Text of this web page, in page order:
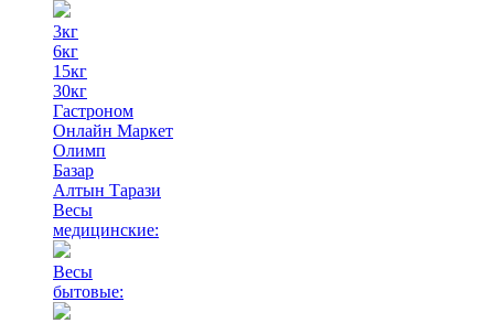
3кг
6кг
15кг
30кг
Гастроном
Онлайн Маркет
Олимп
Базар
Алтын Тарази
Весы
медицинские:
Весы
бытовые: